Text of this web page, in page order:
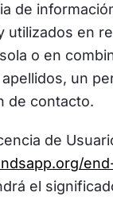
de
utilizados en
o en
un
de contacto.
de
el